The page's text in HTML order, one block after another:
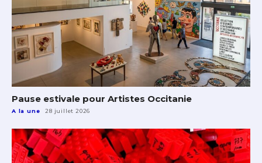
Pause estivale pour Artistes Occitanie
A la une 28 juillet 2026